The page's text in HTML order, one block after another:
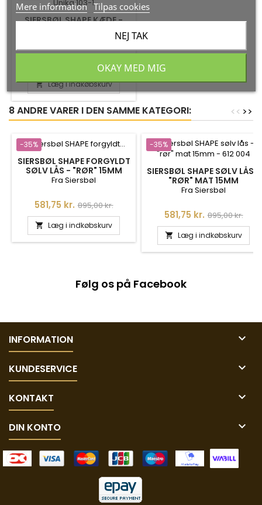
SIERSBØL SHAPE KÆDE -
Normalpris
995,00 kr.
 Læg i indkøbskurv
8 ANDRE VARER I DEN SAMME KATEGORI: >>
<<
-35%
SIERSBØL SHAPE FORGYLDT
SØLV LÅS - "RØR" 15MM
Fra Siersbøl
Pris
581,75 kr. Normalpris
895,00 kr.
 Læg i indkøbskurv
-35%
SIERSBØL SHAPE SØLV LÅS -
"RØR" MAT 15MM
Fra Siersbøl
Pris
581,75 kr. Normalpris
895,00 kr.
 Læg i indkøbskurv
Følg os på Facebook
INFORMATION 
KUNDESERVICE 
KONTAKT 
DIN KONTO 
Mere information Tilpas cookies
NEJ TAK
OKAY MED MIG